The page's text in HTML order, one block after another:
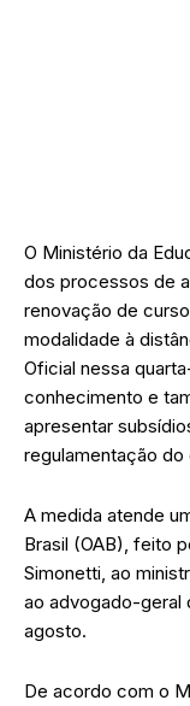
O Ministério da
dos processos de
renovação de
modalidade à
Oficial nessa
conhecimento e
apresentar
regulamentação do
A medida atende
Brasil (OAB), feito
Simonetti, ao
ao advogado-geral
agosto.
De acordo com o